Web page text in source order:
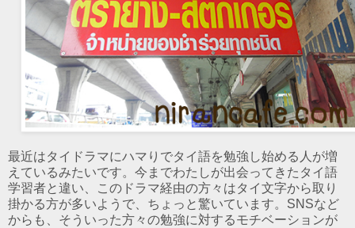
最近はタイドラマにハマりでタイ語を勉強し始める人が増
えているみたいです。今までわたしが出会ってきたタイ語
学習者と違い、このドラマ経由の方々はタイ文字から取り
掛かる方が多いようで、ちょっと驚いています。SNSなど
からも、そういった方々の勉強に対するモチベーションが